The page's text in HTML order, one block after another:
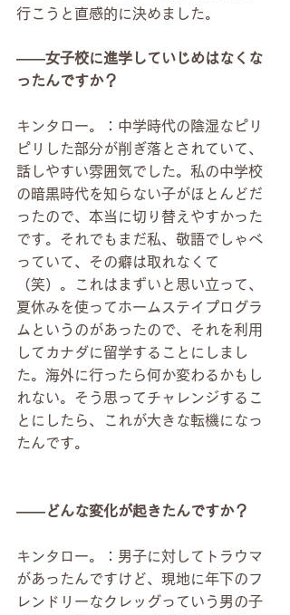
行こうと直感的に決めました。
――女子校に進学していじめはなくな
ったんですか？
キンタロー。：中学時代の陰湿なピリ
ピリした部分が削ぎ落とされていて、
話しやすい雰囲気でした。私の中学校
の暗黒時代を知らない子がほとんどだ
ったので、本当に切り替えやすかった
です。それでもまだ私、敬語でしゃべ
っていて、その癖は取れなくて
（笑）。これはまずいと思い立って、
夏休みを使ってホームステイプログラ
ムというのがあったので、それを利用
してカナダに留学することにしまし
た。海外に行ったら何か変わるかもし
れない。そう思ってチャレンジするこ
とにしたら、これが大きな転機になっ
たんです。
――どんな変化が起きたんですか？
キンタロー。：男子に対してトラウマ
があったんですけど、現地に年下のフ
レンドリーなクレッグっていう男の子